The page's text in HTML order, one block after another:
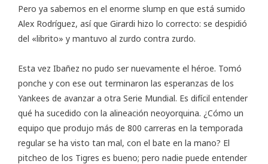
Pero ya sabemos en el enorme slump en que está sumido
Alex Rodríguez, así que Girardi hizo lo correcto: se despidió
del «librito» y mantuvo al zurdo contra zurdo.
Esta vez Ibañez no pudo ser nuevamente el héroe. Tomó
ponche y con ese out terminaron las esperanzas de los
Yankees de avanzar a otra Serie Mundial. Es difícil entender
qué ha sucedido con la alineación neoyorquina. ¿Cómo un
equipo que produjo más de 800 carreras en la temporada
regular se ha visto tan mal, con el bate en la mano? El
pitcheo de los Tigres es bueno; pero nadie puede entender